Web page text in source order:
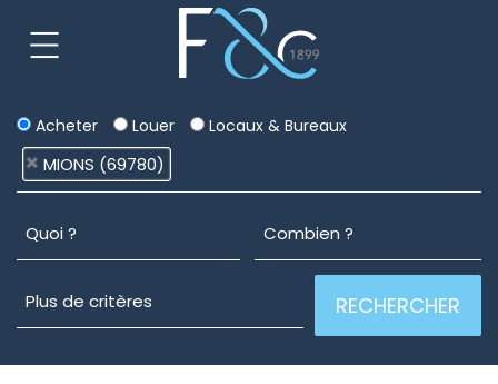
Acheter Louer Locaux & Bureaux
MIONS (69780)